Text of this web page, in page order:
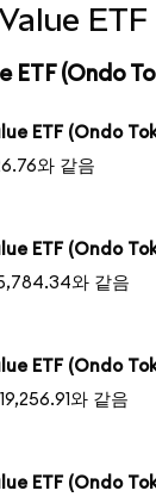
ETF
ETF (Ondo
ETF (Ondo
와 같음
ETF (Ondo
와 같음
ETF (Ondo
와 같음
ETF (Ondo